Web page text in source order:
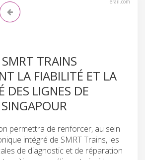
lerail.com
TRAINS
LA FIABILITÉ ET LA
DES LIGNES DE
permettra de renforcer, au sein
intégré de SMRT Trains, les
de diagnostic et de réparation